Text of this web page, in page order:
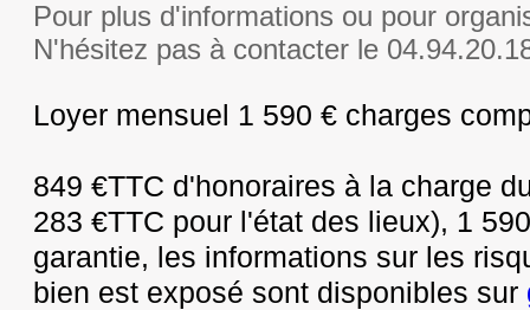
Pour plus d'informations ou pour
N'hésitez pas à contacter le
Loyer mensuel 1 590 € charges
849 €TTC d'honoraires à la charge
283 €TTC pour l'état des lieux), 1
garantie, les informations sur les
bien est exposé sont disponibles sur